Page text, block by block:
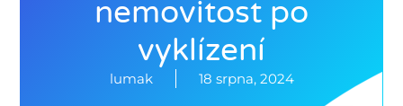
nemovitost po
vyklízení
lumak 18 srpna, 2024